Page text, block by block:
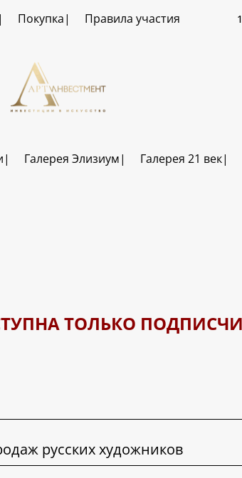
Покупка Правила участия
Галерея Элизиум Галерея 21 век
ТОЛЬКО
русских художников